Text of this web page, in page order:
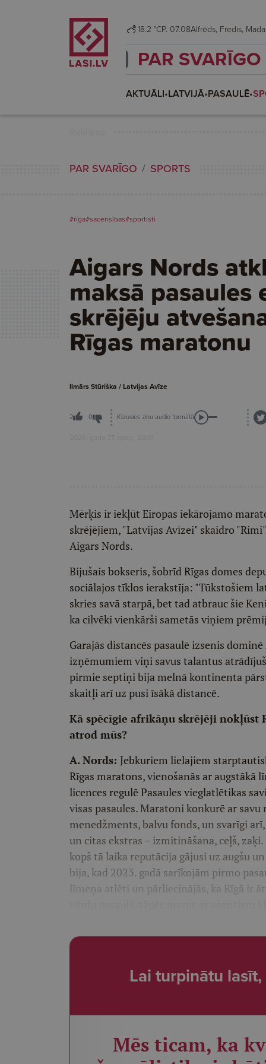
18.2 °CP. 07.08 Alfrēds, Fredis,
PAR SVARĪGO
AKTUĀLI•LATVIJĀ•PASAULĒ•
PAR SVARĪGO SPORTS
#rīga#sacensības#sportisti
Aigars Nords
maksā pasaules
skrējēju
Rīgas maratonu
Ilmārs Stūriška / Latvijas Avīze
2 0 Klausies ziņu audio formātā
2026. gada 27. maijs, 23:01
Mērķis ir iekļūt Eiropas iekārojamo
skrējējiem, "Latvijas Avīzei" skaidro
Aigars Nords.
Bijušais bokseris, šobrīd Rīgas domes
sociālajos tīklos ierakstīja: "Tūkstošiem
skries savā starpā, bet tad atbrauc šie
ka cilvēki vienkārši sametās viņiem
Garajās distancēs pasaulē izsenis
izņēmumiem viņi savus talantus
pirmie septiņi bija melnā kontinenta
skaitļi arī uz pusi īsākā distancē.
Kā spēcīgie afrikāņu skrējēji nokļūst
atrod mūs?
A. Nords: Jebkuriem lielajiem
Rīgas maratons, vienošanās ar
licences regulē Pasaules vieglatlētikas
visas pasaules. Maratoni konkurē ar
menedžments, balvu fonds, un svarīgi
un citas ekstras – izmitināšana, ceļš,
kopš tā laika reputācija gājusi uz augšu
bija, kad 2023. gadā sarīkojām pirmo
līmeņa atlēti un pārliecinājās, ka Rīgā ir
Lai turpinātu
Mēs ticam, ka